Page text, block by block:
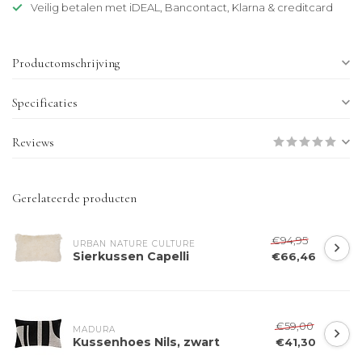
Veilig betalen met iDEAL, Bancontact, Klarna & creditcard
Productomschrijving
Specificaties
Reviews
Gerelateerde producten
URBAN NATURE CULTURE
Sierkussen Capelli
€94,95
€66,46
MADURA
Kussenhoes Nils, zwart
€59,00
€41,30